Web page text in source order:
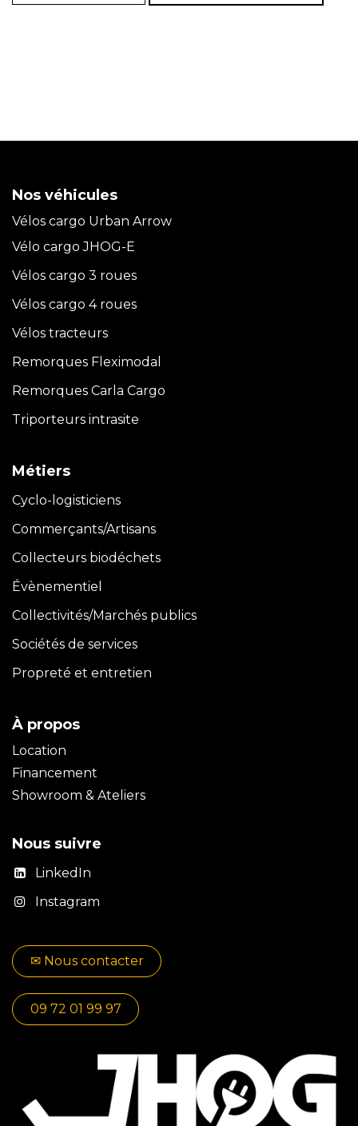
Nos véhicules
Vélos cargo Urban Arrow
Vélo cargo JHOG-E
Vélos cargo 3 roues
Vélos cargo 4 roues
Vélos tracteurs
Remorques Fleximodal
Remorques Carla Cargo
Triporteurs intrasite
Métiers
Cyclo-logisticiens
Commerçants/Artisans
Collecteurs biodéchets
Évènementiel
Collectivités/Marchés publics
Sociétés de services
Propreté et entretien
À propos
Location
Financement
Showroom & Ateliers
Nous suivre
LinkedIn
Instagram
✉​​ No​​​​us contacter
09 72 01 99 97